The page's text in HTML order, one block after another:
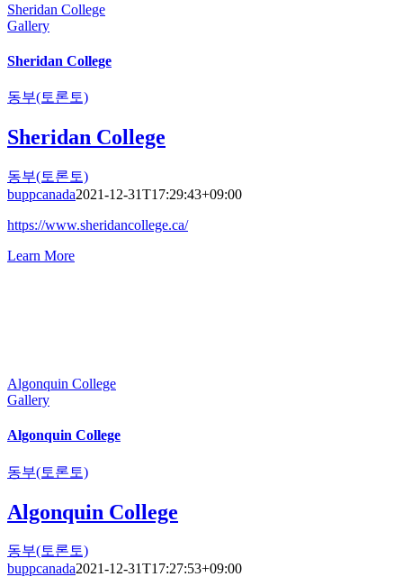
Sheridan College
Gallery
Sheridan College
동부(토론토)
Sheridan College
동부(토론토)
buppcanada2021-12-31T17:29:43+09:00
https://www.sheridancollege.ca/
Learn More
Algonquin College
Gallery
Algonquin College
동부(토론토)
Algonquin College
동부(토론토)
buppcanada2021-12-31T17:27:53+09:00